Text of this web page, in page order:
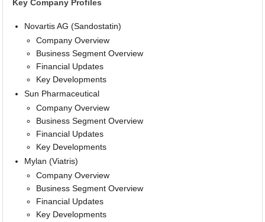
Key Company Profiles
Novartis AG (Sandostatin)
Company Overview
Business Segment Overview
Financial Updates
Key Developments
Sun Pharmaceutical
Company Overview
Business Segment Overview
Financial Updates
Key Developments
Mylan (Viatris)
Company Overview
Business Segment Overview
Financial Updates
Key Developments